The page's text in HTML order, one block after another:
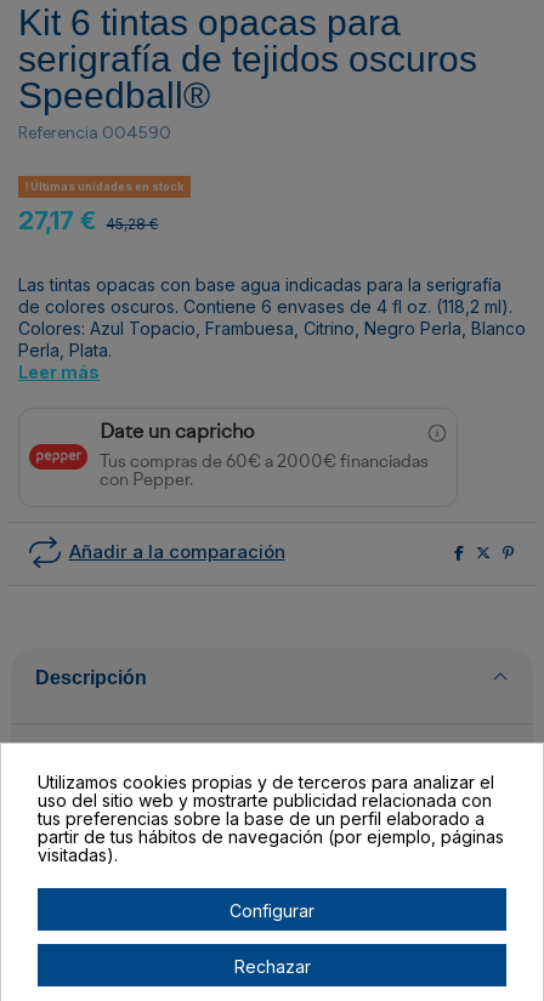
Kit 6 tintas opacas para
serigrafía de tejidos oscuros
Speedball®
Referencia 004590
Últimas unidades en stock
27,17 € 45,28 €
Las tintas opacas con base agua indicadas para la serigrafía
de colores oscuros. Contiene 6 envases de 4 fl oz. (118,2 ml).
Colores: Azul Topacio, Frambuesa, Citrino, Negro Perla, Blanco
Perla, Plata.
Leer más
Date un capricho
Tus compras de 60€ a 2000€ financiadas
con Pepper.
Añadir a la comparación
Descripción
Utilizamos cookies propias y de terceros para analizar el
uso del sitio web y mostrarte publicidad relacionada con
tus preferencias sobre la base de un perfil elaborado a
partir de tus hábitos de navegación (por ejemplo, páginas
visitadas).
Configurar
Rechazar